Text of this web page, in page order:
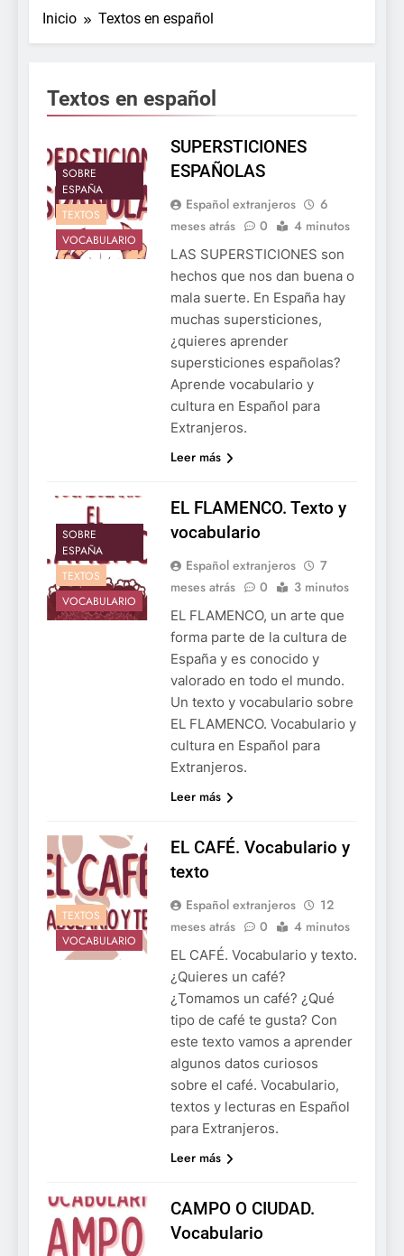
Inicio Textos en español
Textos en español
SOBRE
ESPAÑA
TEXTOS
VOCABULARIO
SUPERSTICIONES
ESPAÑOLAS
Español extranjeros
6
meses atrás
0 4 minutos
LAS SUPERSTICIONES son
hechos que nos dan buena o
mala suerte. En España hay
muchas supersticiones,
¿quieres aprender
supersticiones españolas?
Aprende vocabulario y
cultura en Español para
Extranjeros.
Leer más
SOBRE
ESPAÑA
TEXTOS
VOCABULARIO
EL FLAMENCO. Texto y
vocabulario
Español extranjeros
7
meses atrás
0 3 minutos
EL FLAMENCO, un arte que
forma parte de la cultura de
España y es conocido y
valorado en todo el mundo.
Un texto y vocabulario sobre
EL FLAMENCO. Vocabulario y
cultura en Español para
Extranjeros.
Leer más
TEXTOS
VOCABULARIO
EL CAFÉ. Vocabulario y
texto
Español extranjeros
12
meses atrás
0 4 minutos
EL CAFÉ. Vocabulario y texto.
¿Quieres un café?
¿Tomamos un café? ¿Qué
tipo de café te gusta? Con
este texto vamos a aprender
algunos datos curiosos
sobre el café. Vocabulario,
textos y lecturas en Español
para Extranjeros.
Leer más
CAMPO O CIUDAD.
Vocabulario